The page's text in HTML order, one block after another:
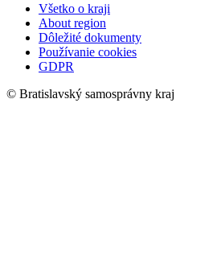
Všetko o kraji
About region
Dôležité dokumenty
Používanie cookies
GDPR
© Bratislavský samosprávny kraj